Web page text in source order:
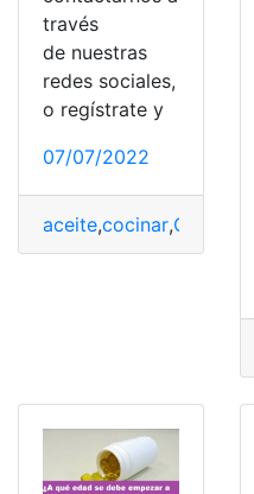
través
de nuestras
redes sociales,
o regístrate y
07/07/2022
aceite,cocinar,Comida